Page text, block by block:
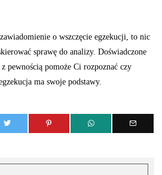
o wszczęcie egzekucji, to nic
sprawę do analizy. Doświadczone
pewnością pomoże Ci rozpoznać czy
ma swoje podstawy.